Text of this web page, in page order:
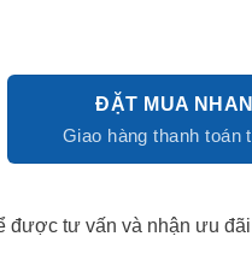
ĐẶT MUA
được tư vấn và nhận ưu